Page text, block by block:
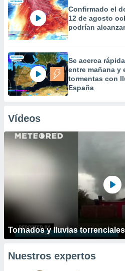
Confirmado el
12 de agosto
podrían
Se acerca
entre mañana y
tormentas con
España
Vídeos
Tornados y lluvias
Nuestros expertos